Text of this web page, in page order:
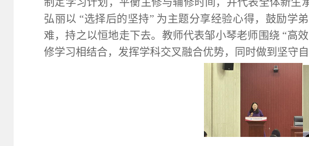
弘丽以 “选择后的坚持” 为主题分享经验心得，鼓励学
难，持之以恒地走下去。教师代表邹小琴老师围绕 “高
修学习相结合，发挥学科交叉融合优势，同时做到坚守自